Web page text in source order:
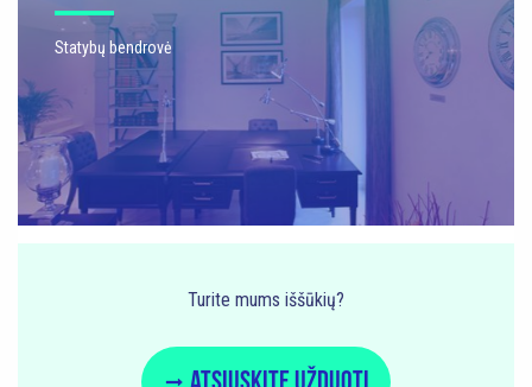
Statybų bendrovė
Turite mums iššūkių?